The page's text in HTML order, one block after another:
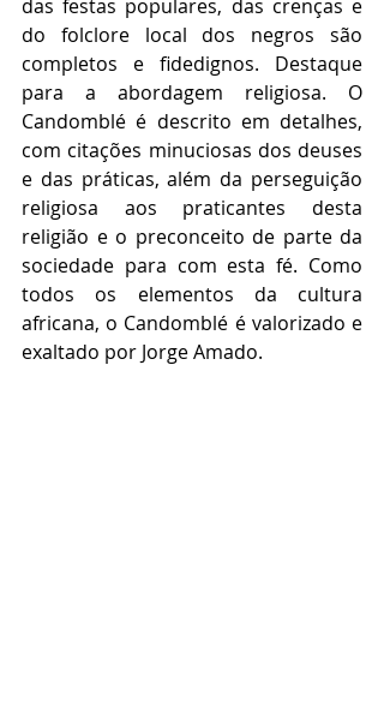
das festas populares, das crenças e
do folclore local dos negros são
completos e fidedignos. Destaque
para a abordagem religiosa. O
Candomblé é descrito em detalhes,
com citações minuciosas dos deuses
e das práticas, além da perseguição
religiosa aos praticantes desta
religião e o preconceito de parte da
sociedade para com esta fé. Como
todos os elementos da cultura
africana, o Candomblé é valorizado e
exaltado por Jorge Amado.